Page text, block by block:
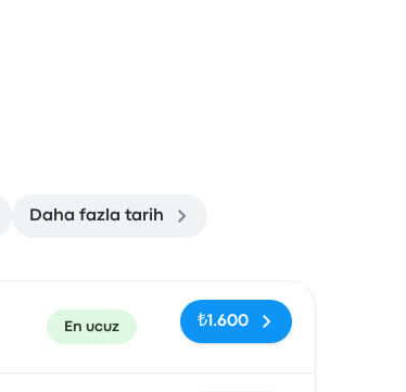
Daha fazla tarih
En ucuz ₺1.600